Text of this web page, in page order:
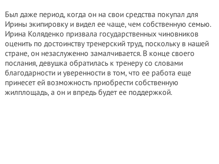
Был даже период, когда он на свои средства покупал для
Ирины экипировку и видел ее чаще, чем собственную семью.
Ирина Коляденко призвала государственных чиновников
оценить по достоинству тренерский труд, поскольку в нашей
стране, он незаслуженно замалчивается. В конце своего
послания, девушка обратилась к тренеру со словами
благодарности и уверенности в том, что ее работа еще
принесет ей возможность приобрести собственную
жилплощадь, а он и впредь будет ее поддержкой.